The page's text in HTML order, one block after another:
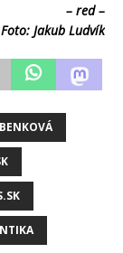
– red –
Foto: Jakub Ludvík